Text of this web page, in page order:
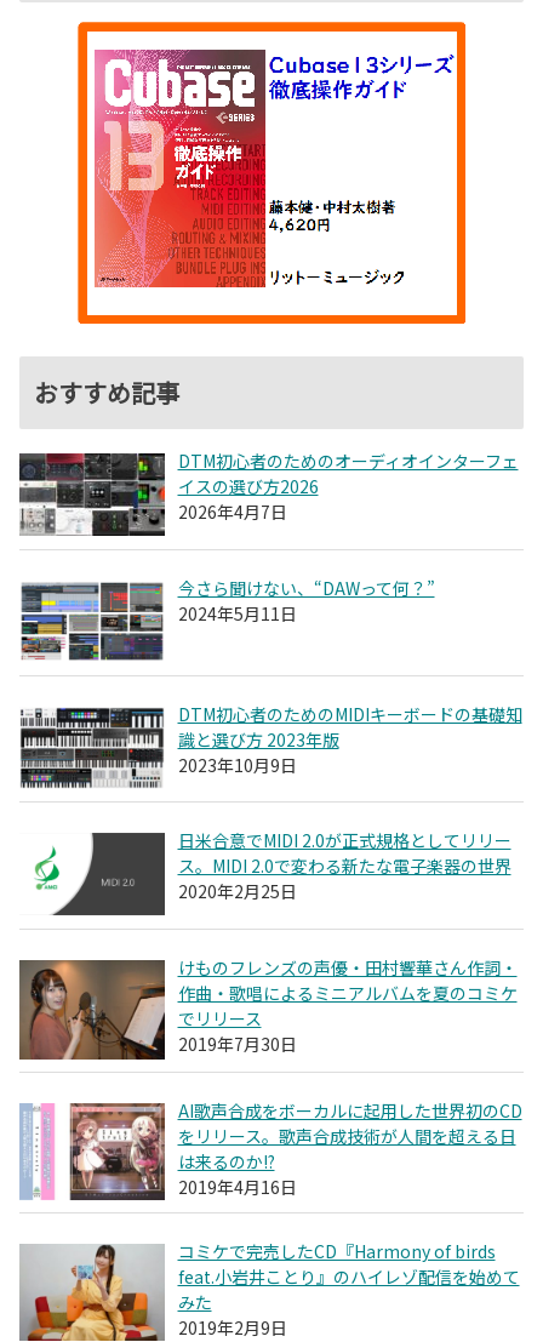
おすすめ記事
DTM初心者のためのオーディオインターフェ
イスの選び方2026
2026年4月7日
今さら聞けない、“DAWって何？”
2024年5月11日
DTM初心者のためのMIDIキーボードの基礎知
識と選び方 2023年版
2023年10月9日
日米合意でMIDI 2.0が正式規格としてリリー
ス。MIDI 2.0で変わる新たな電子楽器の世界
2020年2月25日
けものフレンズの声優・田村響華さん作詞・
作曲・歌唱によるミニアルバムを夏のコミケ
でリリース
2019年7月30日
AI歌声合成をボーカルに起用した世界初のCD
をリリース。歌声合成技術が人間を超える日
は来るのか!?
2019年4月16日
コミケで完売したCD『Harmony of birds
feat.小岩井ことり』のハイレゾ配信を始めて
みた
2019年2月9日